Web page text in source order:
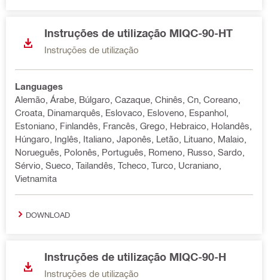
Instruções de utilização MIQC-90-HT
Instruções de utilização
Languages
Alemão, Árabe, Búlgaro, Cazaque, Chinês, Cn, Coreano,
Croata, Dinamarquês, Eslovaco, Esloveno, Espanhol,
Estoniano, Finlandês, Francês, Grego, Hebraico, Holandês,
Húngaro, Inglês, Italiano, Japonês, Letão, Lituano, Malaio,
Norueguês, Polonês, Português, Romeno, Russo, Sardo,
Sérvio, Sueco, Tailandês, Tcheco, Turco, Ucraniano,
Vietnamita
DOWNLOAD
Instruções de utilização MIQC-90-H
Instruções de utilização